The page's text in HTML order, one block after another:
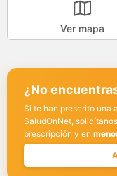
Ver mapa
¿No
Si te han prescrito una
SaludOnNet,
prescripción y en